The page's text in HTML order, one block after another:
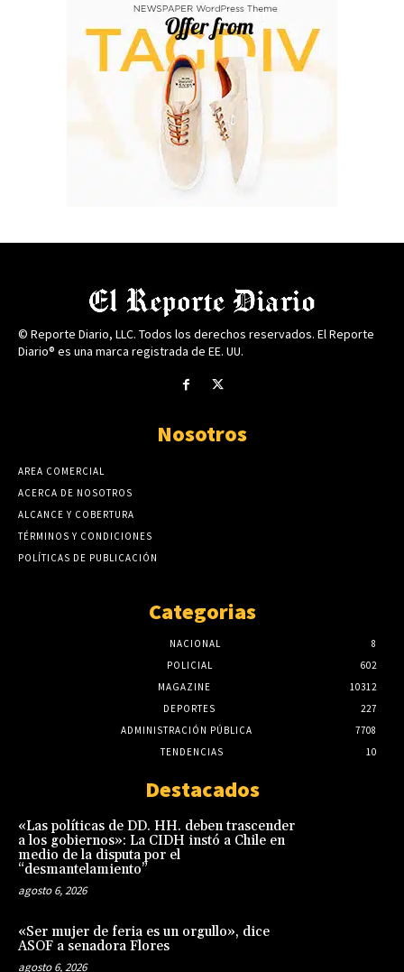
© Reporte Diario, LLC. Todos los derechos reservados. El Reporte
Diario® es una marca registrada de EE. UU.
Nosotros
AREA COMERCIAL
ACERCA DE NOSOTROS
ALCANCE Y COBERTURA
TÉRMINOS Y CONDICIONES
POLÍTICAS DE PUBLICACIÓN
Categorias
NACIONAL
8
POLICIAL
602
MAGAZINE
10312
DEPORTES
227
ADMINISTRACIÓN PÚBLICA
7708
TENDENCIAS
10
Destacados
«Las políticas de DD. HH. deben trascender
a los gobiernos»: La CIDH instó a Chile en
medio de la disputa por el
“desmantelamiento”
agosto 6, 2026
«Ser mujer de feria es un orgullo», dice
ASOF a senadora Flores
agosto 6, 2026